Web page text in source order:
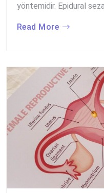
yöntemidir. Epidural
Read More